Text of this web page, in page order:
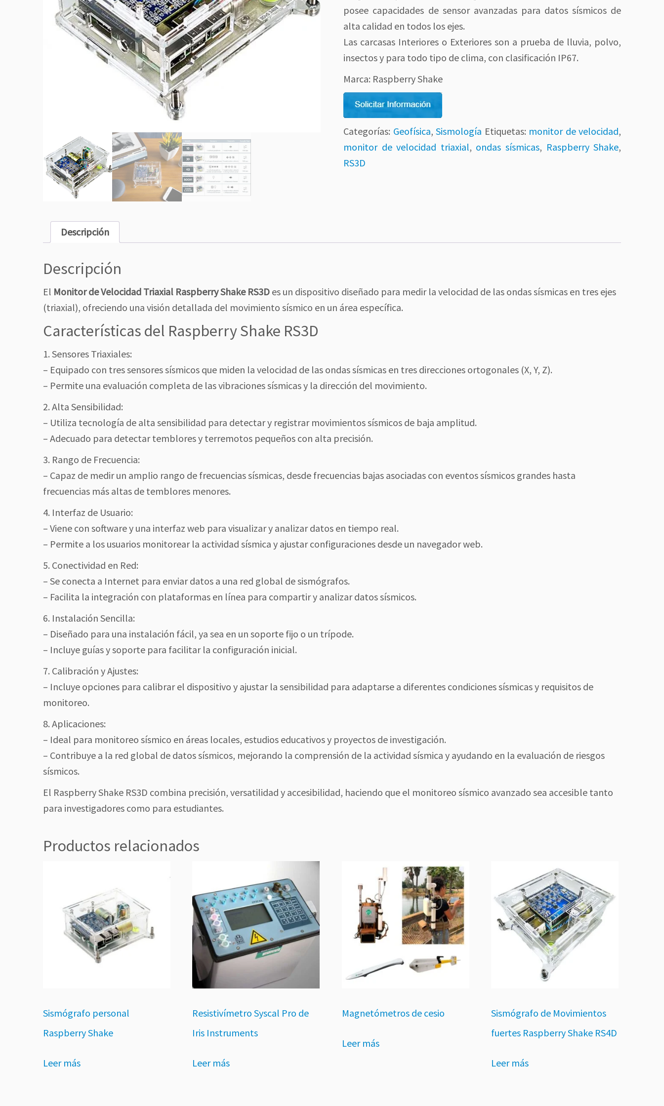
posee capacidades de sensor avanzadas para datos sísmicos de
alta calidad en todos los ejes.
Las carcasas Interiores o Exteriores son a prueba de lluvia, polvo,
insectos y para todo tipo de clima, con clasificación IP67.
Marca: Raspberry Shake
Categorías: Geofísica,Sismología Etiquetas: monitor de velocidad,
monitor de velocidad triaxial, ondas sísmicas, Raspberry Shake,
RS3D
Descripción
Descripción
El Monitor de Velocidad Triaxial Raspberry Shake RS3D es un dispositivo diseñado para medir la velocidad de las ondas sísmicas en tres ejes
(triaxial), ofreciendo una visión detallada del movimiento sísmico en un área específica.
Características del Raspberry Shake RS3D
1. Sensores Triaxiales:
– Equipado con tres sensores sísmicos que miden la velocidad de las ondas sísmicas en tres direcciones ortogonales (X, Y, Z).
– Permite una evaluación completa de las vibraciones sísmicas y la dirección del movimiento.
2. Alta Sensibilidad:
– Utiliza tecnología de alta sensibilidad para detectar y registrar movimientos sísmicos de baja amplitud.
– Adecuado para detectar temblores y terremotos pequeños con alta precisión.
3. Rango de Frecuencia:
– Capaz de medir un amplio rango de frecuencias sísmicas, desde frecuencias bajas asociadas con eventos sísmicos grandes hasta
frecuencias más altas de temblores menores.
4. Interfaz de Usuario:
– Viene con software y una interfaz web para visualizar y analizar datos en tiempo real.
– Permite a los usuarios monitorear la actividad sísmica y ajustar configuraciones desde un navegador web.
5. Conectividad en Red:
– Se conecta a Internet para enviar datos a una red global de sismógrafos.
– Facilita la integración con plataformas en línea para compartir y analizar datos sísmicos.
6. Instalación Sencilla:
– Diseñado para una instalación fácil, ya sea en un soporte fijo o un trípode.
– Incluye guías y soporte para facilitar la configuración inicial.
7. Calibración y Ajustes:
– Incluye opciones para calibrar el dispositivo y ajustar la sensibilidad para adaptarse a diferentes condiciones sísmicas y requisitos de
monitoreo.
8. Aplicaciones:
– Ideal para monitoreo sísmico en áreas locales, estudios educativos y proyectos de investigación.
– Contribuye a la red global de datos sísmicos, mejorando la comprensión de la actividad sísmica y ayudando en la evaluación de riesgos
sísmicos.
El Raspberry Shake RS3D combina precisión, versatilidad y accesibilidad, haciendo que el monitoreo sísmico avanzado sea accesible tanto
para investigadores como para estudiantes.
Productos relacionados
Sismógrafo personal
Raspberry Shake
Leer más
Resistivímetro Syscal Pro de
Iris Instruments
Leer más
Magnetómetros de cesio
Leer más
Sismógrafo de Movimientos
fuertes Raspberry Shake RS4D
Leer más